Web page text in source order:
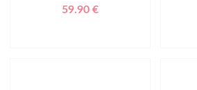
59.90 €